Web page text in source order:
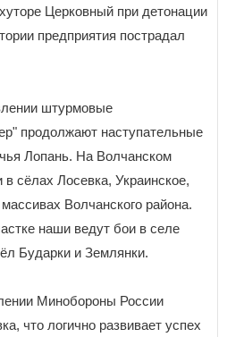
Церковный при детонации
предприятия пострадал
штурмовые
продолжают наступательные
Лопань. На Волчанском
сёлах Лосевка, Украинское,
Волчанского района.
наши ведут бои в селе
Бударки и Землянки.
Минобороны России
что логично развивает успех